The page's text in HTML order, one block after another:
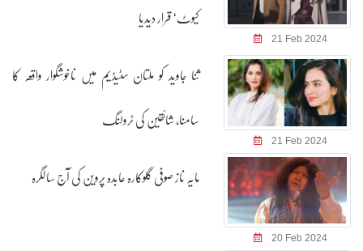
21 Feb 2024
کیوٹ‘ قرار دیدیا
21 Feb 2024
ثنا جاوید کو ملتان سٹیڈیم میں ناخوشگوار واقعہ کا
سامنا، شائقین کی ٹرولنگ
20 Feb 2024
مایہ ناز صوفی گلوکارہ عابدہ پروین کی آج سالگرہ